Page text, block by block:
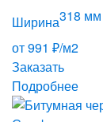
Ширина318 мм
от 991 ₽/м2
Заказать
Подробнее